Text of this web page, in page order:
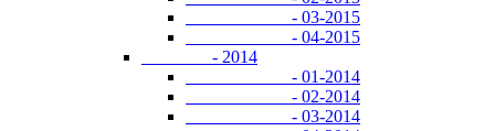
- 03-2015
- 04-2015
- 2014
- 01-2014
- 02-2014
- 03-2014